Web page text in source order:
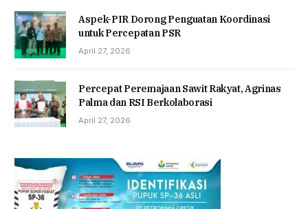
Aspek-PIR Dorong Penguatan Koordinasi
untuk Percepatan PSR
April 27, 2026
Percepat Peremajaan Sawit Rakyat, Agrinas
Palma dan RSI Berkolaborasi
April 27, 2026